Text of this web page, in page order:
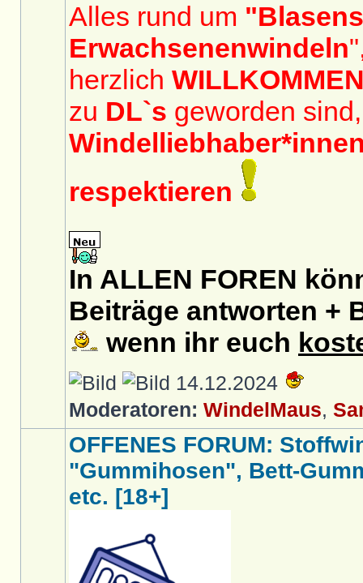
Alles rund um
Erwachsenenwindeln
herzlich
zu DL`s geworden
respektieren
In ALLEN FOREN
Beiträge antworten +
wenn ihr euch
14.12.2024
Moderatoren: WindelMaus,
OFFENES FORUM:
"Gummihosen", Bett-
etc. [18+]